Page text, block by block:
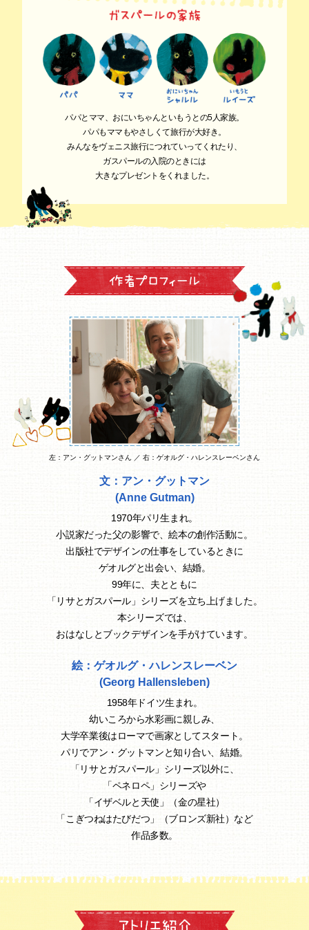
パパとママ、おにいちゃんといもうとの5人家族。
パパもママもやさしくて旅行が大好き。
みんなをヴェニス旅行につれていってくれたり、
ガスパールの入院のときには
大きなプレゼントをくれました。
左：アン・グットマンさん ／ 右：ゲオルグ・ハレンスレーベンさん
文：アン・グットマン
(Anne Gutman)
1970年パリ生まれ。
小説家だった父の影響で、絵本の創作活動に。
出版社でデザインの仕事をしているときに
ゲオルグと出会い、結婚。
99年に、夫とともに
「リサとガスパール」シリーズを立ち上げました。
本シリーズでは、
おはなしとブックデザインを手がけています。
絵：ゲオルグ・ハレンスレーベン
(Georg Hallensleben)
1958年ドイツ生まれ。
幼いころから水彩画に親しみ、
大学卒業後はローマで画家としてスタート。
パリでアン・グットマンと知り合い、結婚。
「リサとガスパール」シリーズ以外に、
「ペネロペ」シリーズや
「イザベルと天使」（金の星社）
「こぎつねはたびだつ」（ブロンズ新社）など
作品多数。